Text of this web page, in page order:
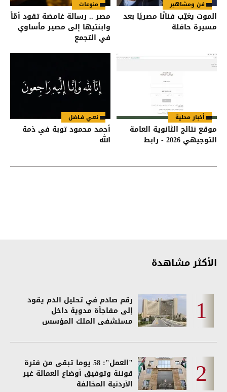
فن ومشاهير
الموت يغيّب فنانًا مصريًا بعد
مسيرة حافلة
منوعات
مصر .. رسالة غامضة تقود أمّاً
وابنتيها إلى مصير مأساوي
في التجمع
أخبار محلية
موقع نتائج الثانوية العامة
التوجيهي 2026 - رابط
نعـي فـاضل
أحمد محمود توبة في ذمة
الله
الأكثر مشاهدة
رقم صادم في تحليل الدم يقود
إلى مفاجأة مدوية داخل
مستشفى الملك المؤسس
"العمل": 58 يوما تبقى من فترة
قوننة وتوفيق أوضاع العمالة غير
الأردنية المخالفة